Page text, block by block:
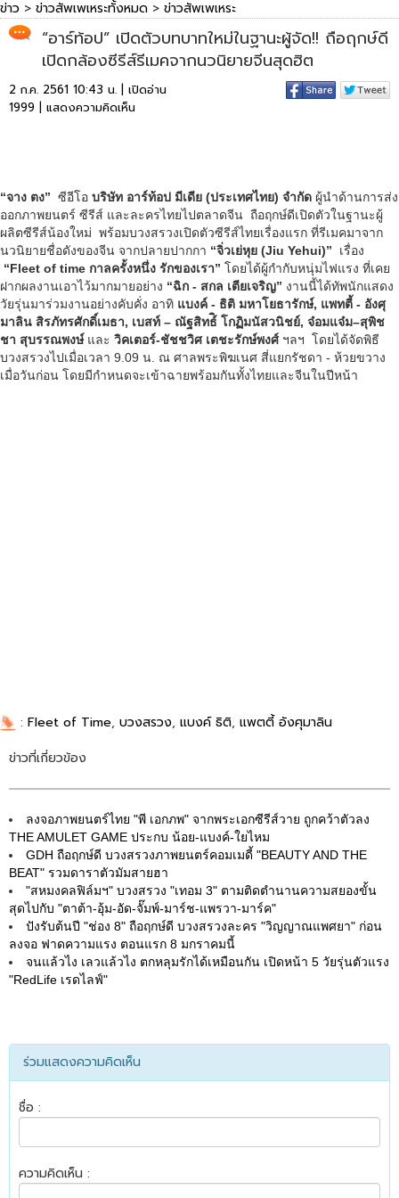
ข่าว > ข่าวสัพเพเหระทั้งหมด > ข่าวสัพเพเหระ
“อาร์ท้อป” เปิดตัวบทบาทใหม่ในฐานะผู้จัด!! ถือฤกษ์ดี
เปิดกล้องซีรีส์รีเมคจากนวนิยายจีนสุดฮิต
2 ก.ค. 2561 10:43 น. | เปิดอ่าน
1999 | แสดงความคิดเห็น
“จาง ตง” ซีอีโอ บริษัท อาร์ท้อป มีเดีย (ประเทศไทย) จำกัด ผู้นำด้านการส่ง
ออกภาพยนตร์ ซีรีส์ และละครไทยไปตลาดจีน ถือฤกษ์ดีเปิดตัวในฐานะผู้
ผลิตซีรีส์น้องใหม่ พร้อมบวงสรวงเปิดตัวซีรีส์ไทยเรื่องแรก ที่รีเมคมาจาก
นวนิยายชื่อดังของจีน จากปลายปากกา “จิ่วเย่หุย (Jiu Yehui)” เรื่อง
“Fleet of time กาลครั้งหนึ่ง รักของเรา” โดยได้ผู้กำกับหนุ่มไฟแรง ที่เคย
ฝากผลงานเอาไว้มากมายอย่าง “ฉิก - สกล เตียเจริญ” งานนี้ได้ทัพนักแสดง
วัยรุ่นมาร่วมงานอย่างคับคั่ง อาทิ แบงค์ - ธิติ มหาโยธารักษ์, แพทตี้ - อังศุ
มาลิน สิรภัทรศักดิ์เมธา, เบสท์ – ณัฐสิทธ์ิ โกฏิมนัสวนิชย์, จ๋อมแจ๋ม–สุพิช
ชา สุบรรณพงษ์และ วิคเตอร์-ชัชชวิศ เตชะรักษ์พงศ์ฯลฯ โดยได้จัดพิธี
บวงสรวงไปเมื่อเวลา 9.09 น. ณ ศาลพระพิฆเนศ สี่แยกรัชดา - ห้วยขวาง
เมื่อวันก่อน โดยมีกำหนดจะเข้าฉายพร้อมกันทั้งไทยและจีนในปีหน้า
: Fleet of Time, บวงสรวง, แบงค์ ธิติ, แพตตี้ อังศุมาลิน
ข่าวที่เกี่ยวข้อง
ลงจอภาพยนตร์ไทย "พี เอกภพ" จากพระเอกซีรีส์วาย ถูกคว้าตัวลง
THE AMULET GAME ประกบ น้อย-แบงค์-ใยไหม
GDH ถือฤกษ์ดี บวงสรวงภาพยนตร์คอมเมดี้ "BEAUTY AND THE
BEAT" รวมดาราตัวมัมสายฮา
"สหมงคลฟิล์มฯ" บวงสรวง "เทอม 3" ตามติดตำนานความสยองขั้น
สุดไปกับ "ตาต้า-อุ้ม-อัด-จั๊มพ์-มาร์ช-แพรวา-มาร์ค"
ปังรับต้นปี "ช่อง 8" ถือฤกษ์ดี บวงสรวงละคร "วิญญาณแพศยา" ก่อน
ลงจอ ฟาดความแรง ตอนแรก 8 มกราคมนี้
จนแล้วไง เลวแล้วไง ตกหลุมรักได้เหมือนกัน เปิดหน้า 5 วัยรุ่นตัวแรง
"RedLife เรดไลฟ์"
ร่วมแสดงความคิดเห็น
ชื่อ :
ความคิดเห็น :